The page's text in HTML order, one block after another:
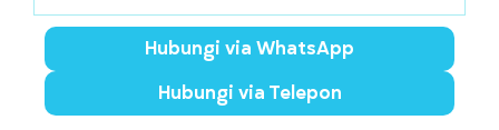
Hubungi via WhatsApp
Hubungi via Telepon